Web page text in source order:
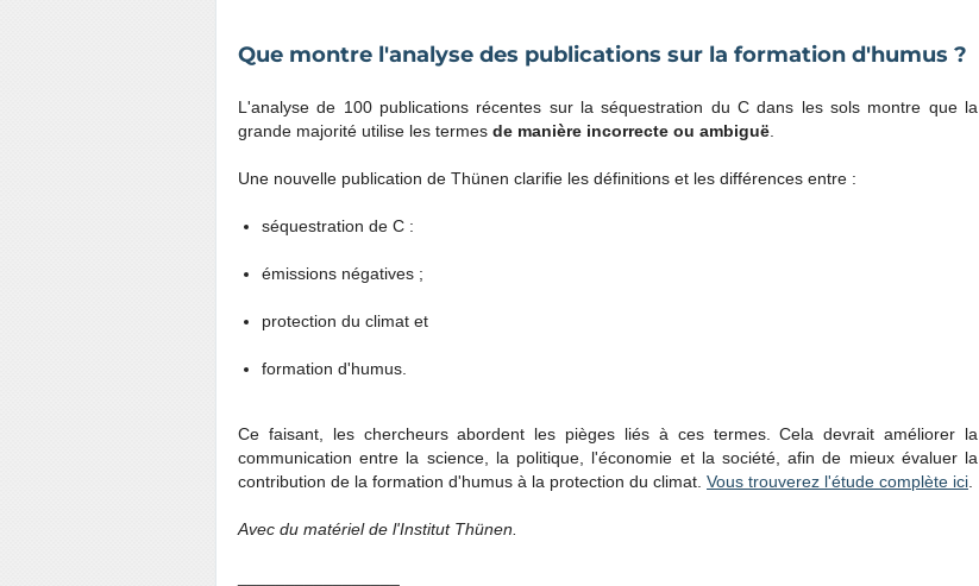
Que montre l'analyse des publications sur la formation d'humus ?
L'analyse de 100 publications récentes sur la séquestration du C dans les sols montre que la
grande majorité utilise les termes de manière incorrecte ou ambiguë.
Une nouvelle publication de Thünen clarifie les définitions et les différences entre :
séquestration de C :
émissions négatives ;
protection du climat et
formation d'humus.
Ce faisant, les chercheurs abordent les pièges liés à ces termes. Cela devrait améliorer la
communication entre la science, la politique, l'économie et la société, afin de mieux évaluer la
contribution de la formation d'humus à la protection du climat. Vous trouverez l'étude complète ici.
Avec du matériel de l'Institut Thünen.